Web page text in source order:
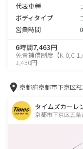
代表車種
ボディタイプ
営業時間
6時間7,463円
免責補償制度【K-0,C-
1,430円
京都府京都市下京区
タイムズカーレ
京都市下京区五